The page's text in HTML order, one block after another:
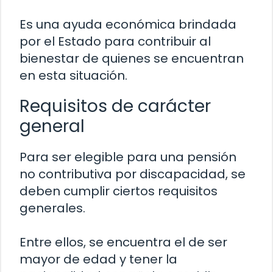
Es una ayuda económica brindada
por el Estado para contribuir al
bienestar de quienes se encuentran
en esta situación.
Requisitos de carácter
general
Para ser elegible para una pensión
no contributiva por discapacidad, se
deben cumplir ciertos requisitos
generales.
Entre ellos, se encuentra el de ser
mayor de edad y tener la